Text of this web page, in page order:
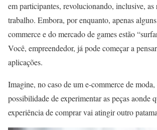
em participantes, revolucionando, inclusive, as
trabalho. Embora, por enquanto, apenas
commerce e do mercado de games estão
Você, empreendedor, já pode começar a
aplicações.
Imagine, no caso de um e-commerce de
possibilidade de experimentar as peças aonde
experiência de comprar vai atingir outro